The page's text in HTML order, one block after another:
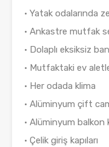
• Yatak odalarında
• Ankastre mutfak
• Dolaplı eksiksiz
• Mutfaktaki ev
• Her odada klima
• Alüminyum çift
• Alüminyum balkon
• Çelik giriş kapıları